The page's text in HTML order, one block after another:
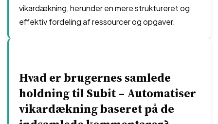
vikardækning, herunder en mere struktureret og
effektiv fordeling af ressourcer og opgaver.
Hvad er brugernes samlede
holdning til Subit – Automatiser
vikardækning baseret på de